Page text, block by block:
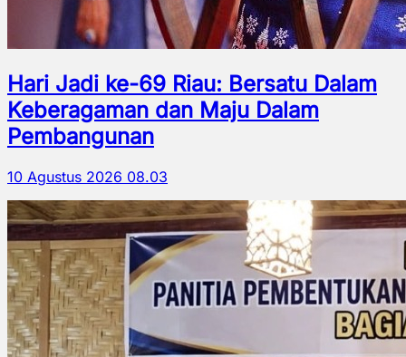
Hari Jadi ke-69 Riau: Bersatu Dalam
Keberagaman dan Maju Dalam
Pembangunan
10 Agustus 2026 08.03